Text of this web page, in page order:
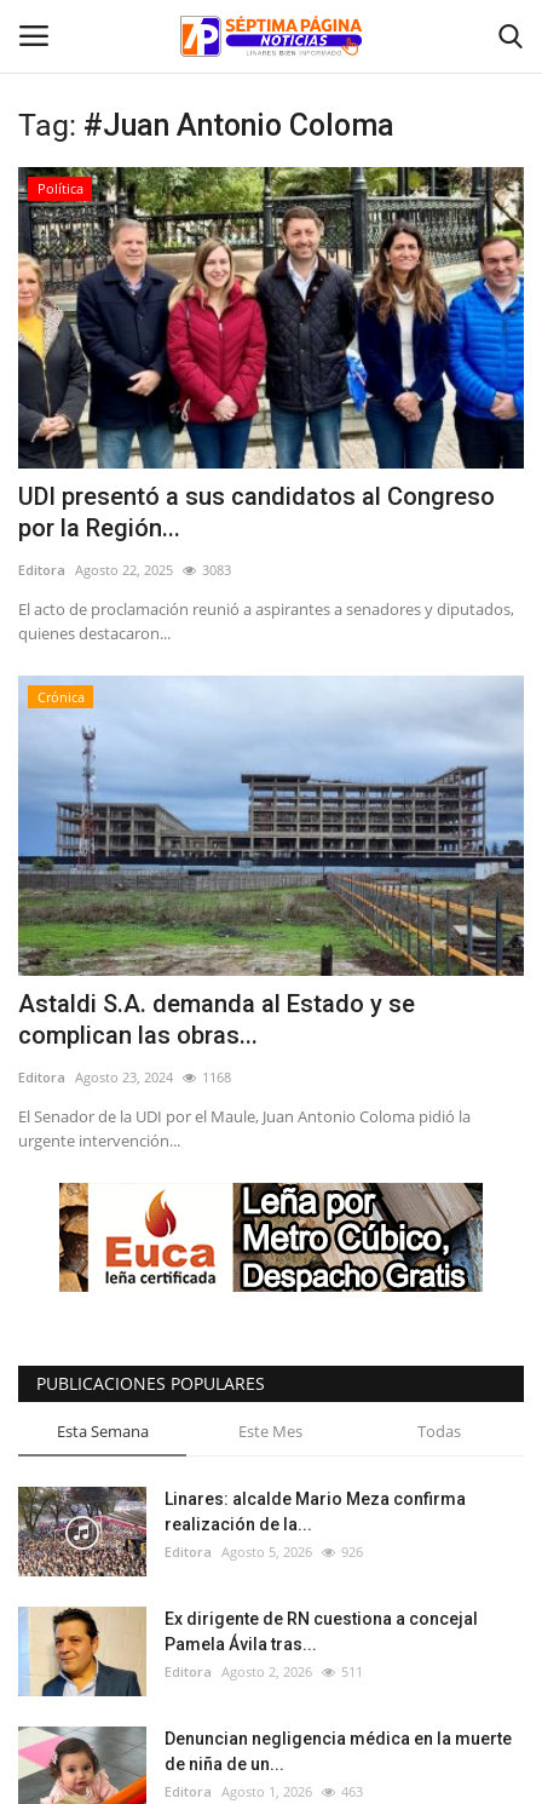
Inicio
Crónica
Policial
Tribunales
Deporte
Política
Espectáculos
Tag: #Juan Antonio Coloma
Política
UDI presentó a sus candidatos al Congreso
por la Región...
Editora Agosto 22, 2025 3083
El acto de proclamación reunió a aspirantes a senadores y diputados,
quienes destacaron...
Crónica
Astaldi S.A. demanda al Estado y se
complican las obras...
Editora Agosto 23, 2024 1168
El Senador de la UDI por el Maule, Juan Antonio Coloma pidió la
urgente intervención...
PUBLICACIONES POPULARES
Esta Semana Este Mes Todas
Linares: alcalde Mario Meza confirma
realización de la...
Editora Agosto 5, 2026 926
Ex dirigente de RN cuestiona a concejal
Pamela Ávila tras...
Editora Agosto 2, 2026 511
Denuncian negligencia médica en la muerte
de niña de un...
Editora Agosto 1, 2026 463